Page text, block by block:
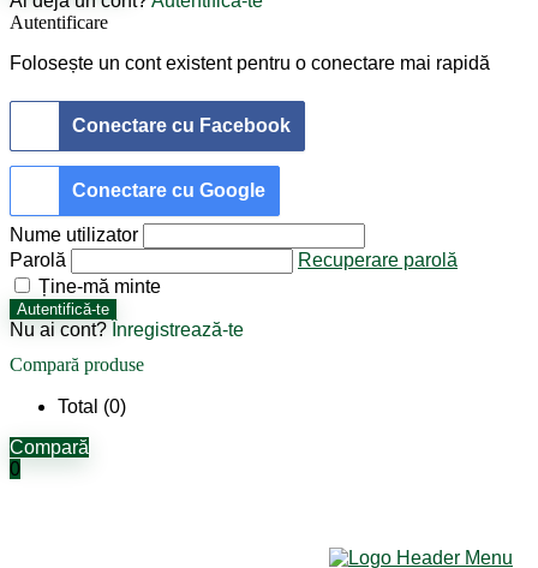
Autentificare
Folosește un cont existent pentru o conectare mai rapidă
Conectare cu Facebook
Conectare cu Google
Nume utilizator
Parolă
Recuperare parolă
Ține-mă minte
Autentifică-te
Nu ai cont? Înregistrează-te
Compară produse
Total (0)
Compară
0